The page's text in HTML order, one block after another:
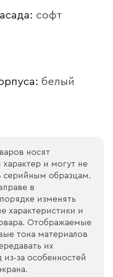
софт
белый
носят
и могут не
серийным образцам.
в
изменять
характеристики и
Отображаемые
тона материалов
их
особенностей
конфиденциальности